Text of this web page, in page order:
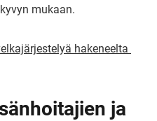
mukaan.
hakeneelta
ja